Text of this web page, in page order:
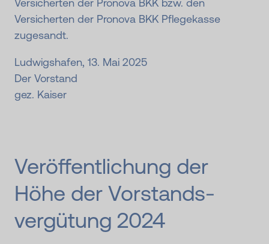
Versicherten der Pronova BKK bzw. den
Versicherten der Pronova BKK Pflegekasse
zugesandt.
Ludwigshafen, 13. Mai 2025
Der Vorstand
gez. Kaiser
Veröffent­lichung der
Höhe der Vor­stands­
vergü­tung 2024